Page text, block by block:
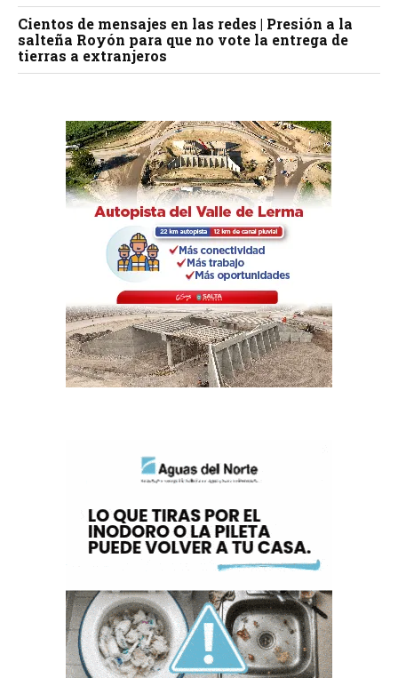
Cientos de mensajes en las redes | Presión a la
salteña Royón para que no vote la entrega de
tierras a extranjeros